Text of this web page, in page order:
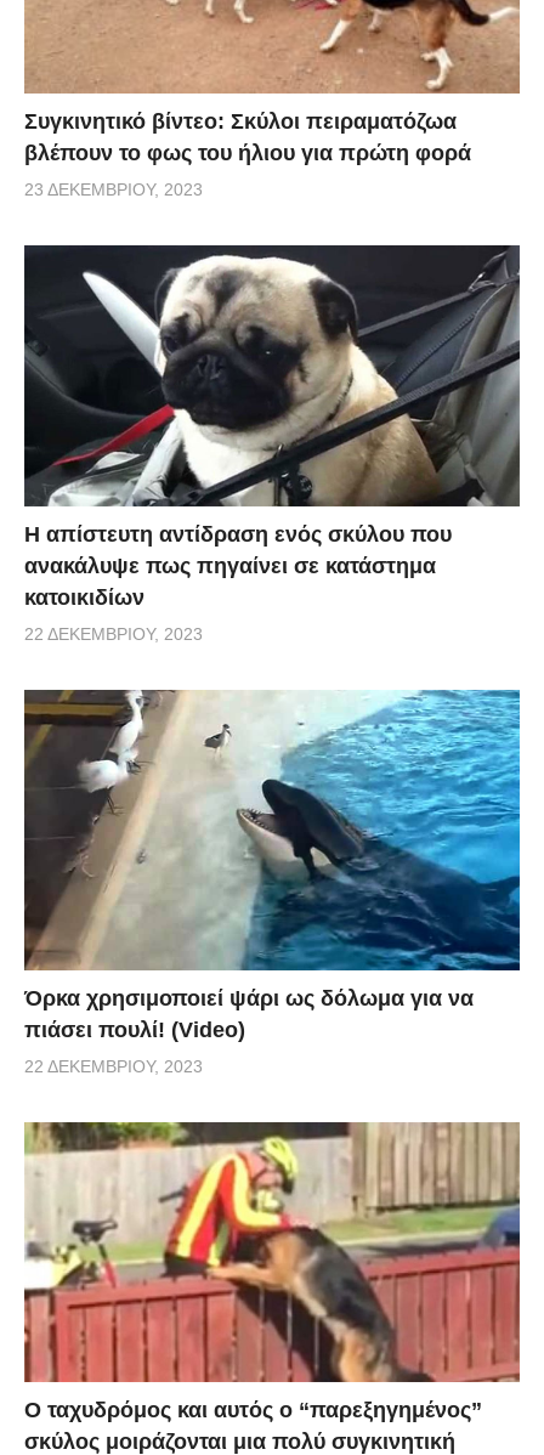
Συγκινητικό βίντεο: Σκύλοι πειραματόζωα
βλέπουν το φως του ήλιου για πρώτη φορά
23 ΔΕΚΕΜΒΡΊΟΥ, 2023
Η απίστευτη αντίδραση ενός σκύλου που
ανακάλυψε πως πηγαίνει σε κατάστημα
κατοικιδίων
22 ΔΕΚΕΜΒΡΊΟΥ, 2023
Όρκα χρησιμοποιεί ψάρι ως δόλωμα για να
πιάσει πουλί! (Video)
22 ΔΕΚΕΜΒΡΊΟΥ, 2023
Ο ταχυδρόμος και αυτός ο “παρεξηγημένος”
σκύλος μοιράζονται μια πολύ συγκινητική